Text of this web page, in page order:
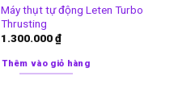
Máy thụt tự động Leten Turbo
Thrusting
1.300.000₫
Thêm vào giỏ hàng